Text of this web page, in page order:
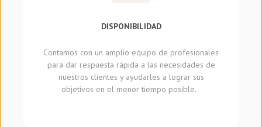
DISPONIBILIDAD
Contamos con un amplio equipo de profesionales
para dar respuesta rápida a las necesidades de
nuestros clientes y ayudarles a lograr sus
objetivos en el menor tiempo posible.